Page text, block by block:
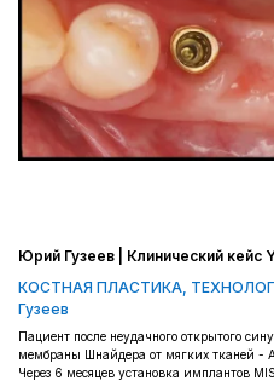
Юрий Гузеев | Клинический кейс
КОСТНАЯ ПЛАСТИКА,
Гузеев
Пациент после неудачного открытого
мембраны Шнайдера от мягких тканей -
Через 6 месяцев установка имплантов